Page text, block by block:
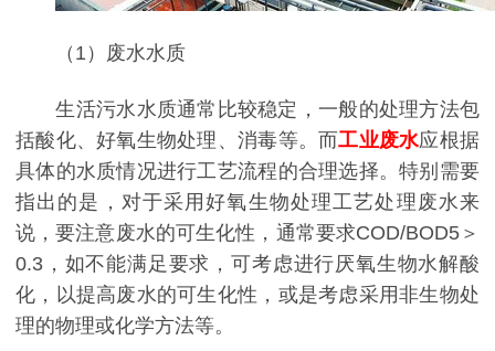
（1）废水水质
生活污水水质通常比较稳定，一般的处理方法包
括酸化、好氧生物处理、消毒等。而工业废水应根据
具体的水质情况进行工艺流程的合理选择。特别需要
指出的是，对于采用好氧生物处理工艺处理废水来
说，要注意废水的可生化性，通常要求COD/BOD5＞
0.3，如不能满足要求，可考虑进行厌氧生物水解酸
化，以提高废水的可生化性，或是考虑采用非生物处
理的物理或化学方法等。